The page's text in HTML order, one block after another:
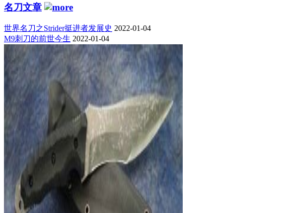
名刀文章
世界名刀之Strider挺进者发展史 2022-01-04
M9刺刀的前世今生 2022-01-04